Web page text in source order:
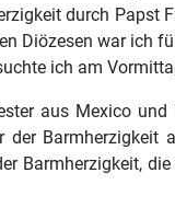
durch Papst
Diözesen war ich
ich am
aus Mexico
der Barmherzigkeit
Barmherzigkeit,